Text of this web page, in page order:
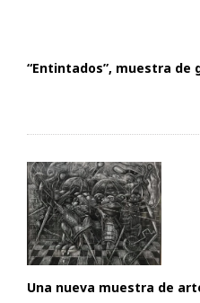
“Entintados”, muestra de
Una nueva muestra de